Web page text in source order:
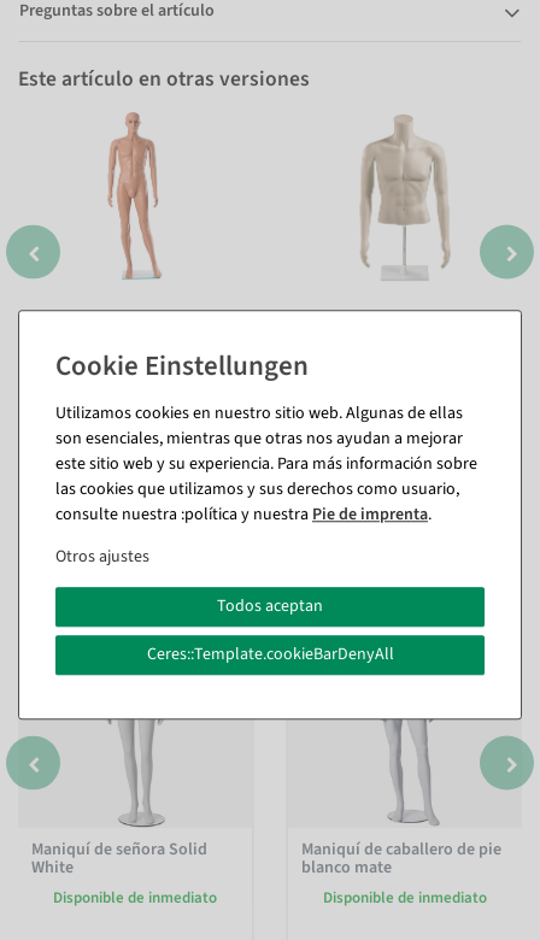
Preguntas sobre el artículo
Este artículo en otras versiones
También te puede gustar (8)
Maniquí de señora Solid
White
Disponible de inmediato
Maniquí de caballero de pie
blanco mate
Disponible de inmediato
Utilizamos cookies en nuestro sitio web. Algunas de ellas
son esenciales, mientras que otras nos ayudan a mejorar
este sitio web y su experiencia. Para más información sobre
las cookies que utilizamos y sus derechos como usuario,
consulte nuestra :política y nuestra Pie de imprenta.
Otros ajustes
Todos aceptan
Ceres::Template.cookieBarDenyAll